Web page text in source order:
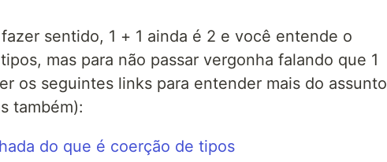
sentido, 1 + 1 ainda é 2 e você entende o
mas para não passar vergonha falando que 1
os seguintes links para entender mais do assunto
também):
do que é coerção de tipos